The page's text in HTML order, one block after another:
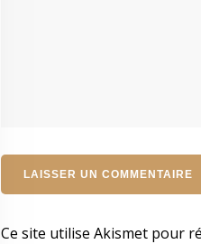
Ce site utilise Akismet pour